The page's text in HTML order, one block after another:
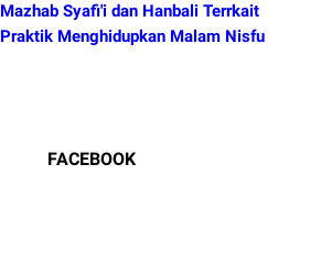
Mazhab Syafi'i dan Hanbali Terrkait
Praktik Menghidupkan Malam Nisfu
FACEBOOK